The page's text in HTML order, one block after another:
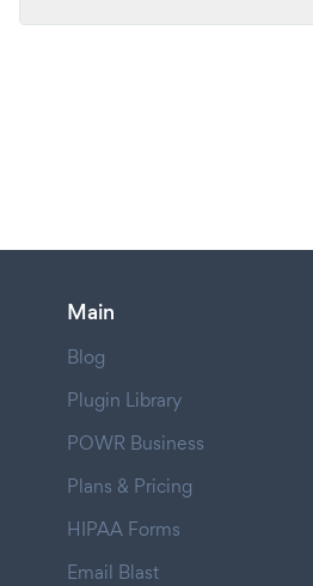
Main
Blog
Plugin Library
POWR Business
Plans & Pricing
HIPAA Forms
Email Blast